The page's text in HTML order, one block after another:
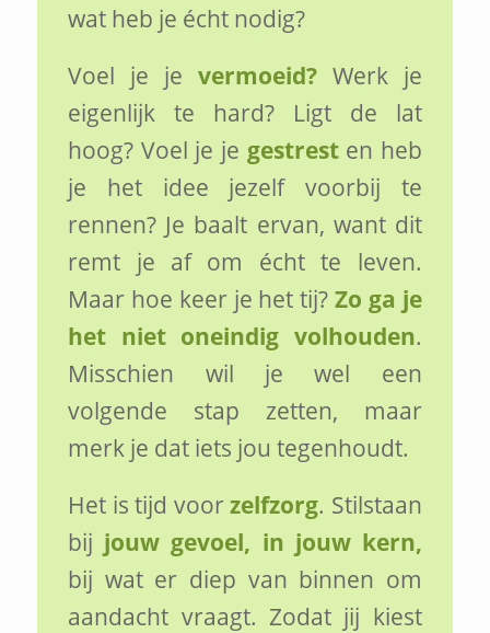
wat heb je écht nodig?
Voel je je vermoeid?Werk je
eigenlijk te hard? Ligt de lat
hoog? Voel je je gestresten heb
je het idee jezelf voorbij te
rennen? Je baalt ervan, want dit
remt je af om écht te leven.
Maar hoe keer je het tij?Zo ga je
het niet oneindig volhouden.
Misschien wil je wel een
volgende stap zetten, maar
merk je dat iets jou tegenhoudt.
Het is tijd voorzelfzorg. Stilstaan
bij jouw gevoel, in jouw kern,
bij wat er diep van binnen om
aandacht vraagt. Zodat jij kiest